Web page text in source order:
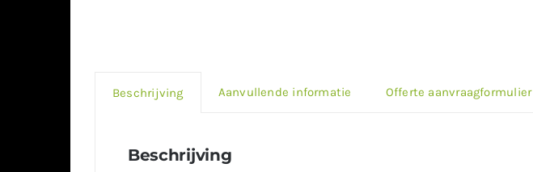
Beschrijving Aanvullende informatie Offerte aanvraagformulier
Beschrijving